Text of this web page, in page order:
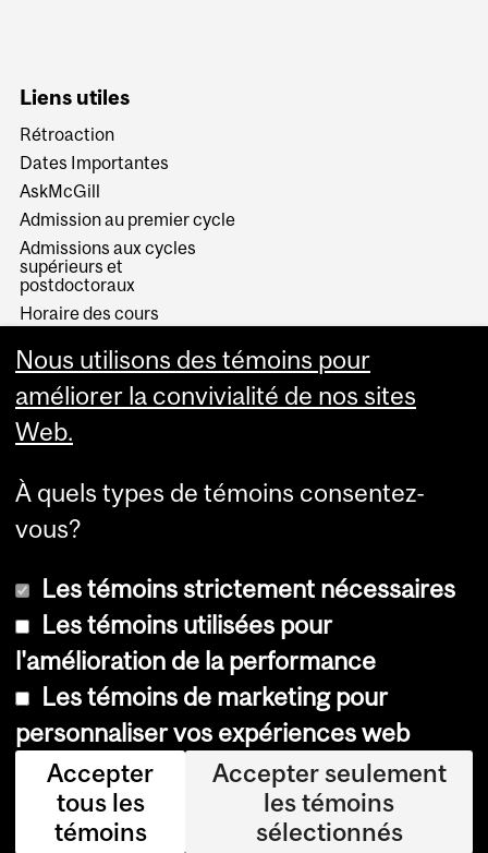
Liens utiles
Rétroaction
Dates Importantes
AskMcGill
Admission au premier cycle
Admissions aux cycles
supérieurs et
postdoctoraux
Horaire des cours
Services aux étudiants
© Université McGill, 2026
Accessibilité
Avis sur les témoins
Paramètres des témoins
Se connecter
Nous utilisons des témoins pour
améliorer la convivialité de nos sites
Web.
À quels types de témoins consentez-
vous?
Les témoins strictement nécessaires
Les témoins utilisées pour
l'amélioration de la performance
Les témoins de marketing pour
personnaliser vos expériences web
Accepter
tous les
témoins
Accepter seulement
les témoins
sélectionnés